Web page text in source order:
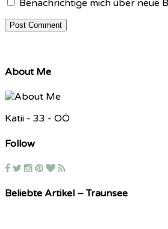
Benachrichtige mich über neue
About Me
Katii - 33 - OÖ
Follow
Beliebte Artikel – Traunsee